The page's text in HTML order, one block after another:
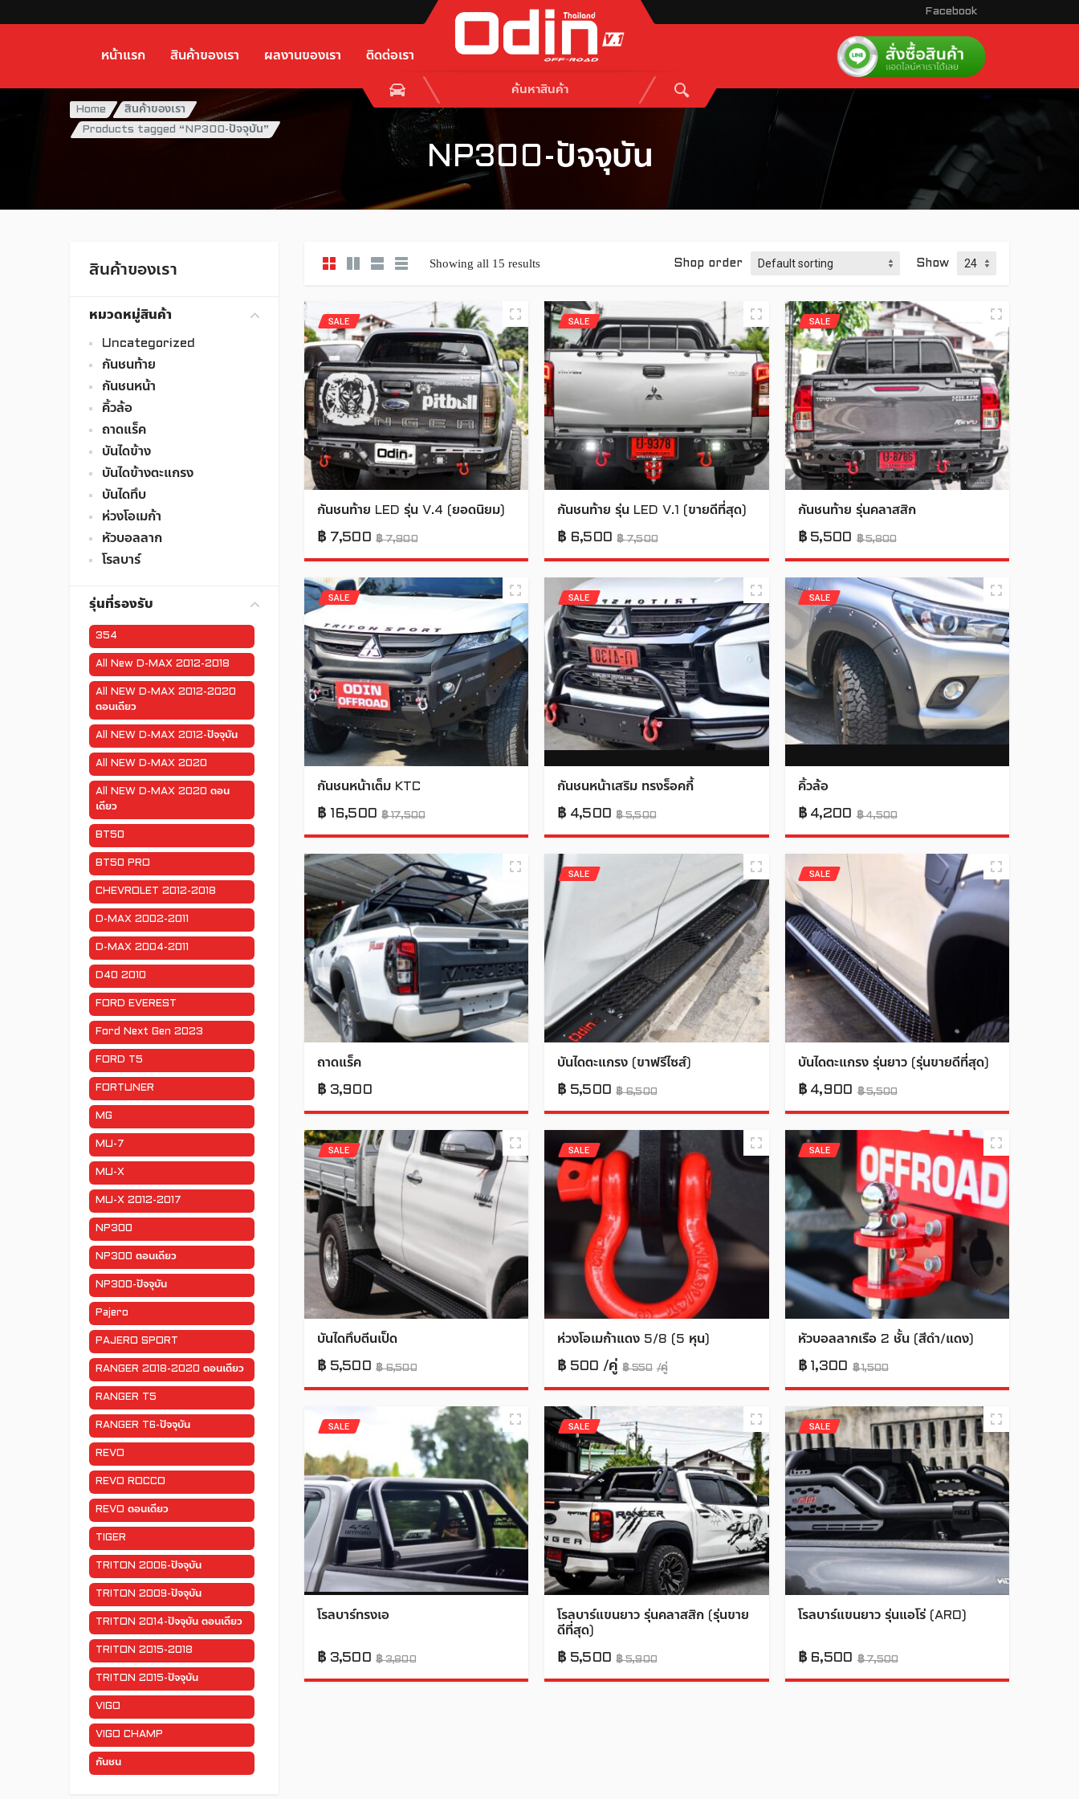
Facebook
หน้าแรก สินค้าของเรา ผลงานของเรา ติดต่อเรา
Home
สินค้าของเรา
Products tagged “NP300-ปัจจุบัน”
NP300-ปัจจุบัน
สินค้าของเรา
หมวดหมู่สินค้า
Uncategorized
กันชนท้าย
กันชนหน้า
คิ้วล้อ
ถาดแร็ค
บันไดข้าง
บันไดข้างตะแกรง
บันไดทึบ
ห่วงโอเมก้า
หัวบอลลาก
โรลบาร์
รุ่นที่รองรับ
354
All New D-MAX 2012-2018
All NEW D-MAX 2012-2020
ตอนเดียว
All NEW D-MAX 2012-ปัจจุบัน
All NEW D-MAX 2020
All NEW D-MAX 2020 ตอน
เดียว
BT50
BT50 PRO
CHEVROLET 2012-2018
D-MAX 2002-2011
D-MAX 2004-2011
D40 2010
FORD EVEREST
Ford Next Gen 2023
FORD T5
FORTUNER
MG
MU-7
MU-X
MU-X 2012-2017
NP300
NP300 ตอนเดียว
NP300-ปัจจุบัน
Pajero
PAJERO SPORT
RANGER 2018-2020 ตอนเดียว
RANGER T5
RANGER T6-ปัจจุบัน
REVO
REVO ROCCO
REVO ตอนเดียว
TIGER
TRITON 2006-ปัจจุบัน
TRITON 2009-ปัจจุบัน
TRITON 2014-ปัจจุบัน ตอนเดียว
TRITON 2015-2018
TRITON 2015-ปัจจุบัน
VIGO
VIGO CHAMP
กันชน
Showing all 15 results Shop order Show
SALE
กันชนท้าย LED รุ่น V.4 (ยอดนิยม)
฿ 7,500 ฿7,900
SALE
กันชนท้าย รุ่น LED V.1 (ขายดีที่สุด)
฿ 6,500 ฿7,500
SALE
กันชนท้าย รุ่นคลาสสิก
฿5,500 ฿5,800
SALE
กันชนหน้าเต็ม KTC
฿ 16,500 ฿17,500
SALE
กันชนหน้าเสริม ทรงร็อคกี้
฿ 4,500 ฿5,500
SALE
คิ้วล้อ
฿4,200 ฿4,500
ถาดแร็ค
฿ 3,900
SALE
บันไดตะแกรง (ขาฟรีไซส์)
฿ 5,500 ฿6,500
SALE
บันไดตะแกรง รุ่นยาว (รุ่นขายดีที่สุด)
฿4,900 ฿5,500
SALE
บันไดทึบตีนเป็ด
฿ 5,500 ฿6,500
SALE
ห่วงโอเมก้าแดง 5/8 (5 หุน)
฿ 500 ฿550
SALE
หัวบอลลากเรือ 2 ชั้น (สีดำ/แดง)
฿1,300 ฿1,500
SALE
โรลบาร์ทรงเอ
฿ 3,500 ฿3,800
SALE
โรลบาร์แขนยาว รุ่นคลาสสิก (รุ่นขาย
ดีที่สุด)
฿ 5,500 ฿5,900
SALE
โรลบาร์แขนยาว รุ่นแอโร่ (ARO)
฿6,500 ฿7,500